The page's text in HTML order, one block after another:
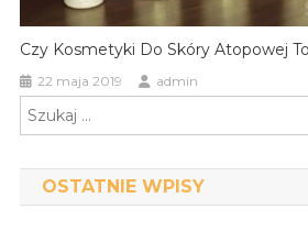
Czy Kosmetyki Do Skóry Atopowej
22 maja 2019 admin
OSTATNIE WPISY